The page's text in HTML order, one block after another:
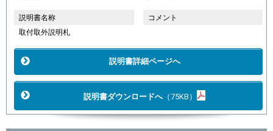
説明書名称
取付取外説明札
コメント
説明書詳細ページへ
説明書ダウンロードへ（75KB）